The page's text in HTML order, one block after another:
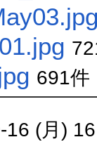
691件
(月)